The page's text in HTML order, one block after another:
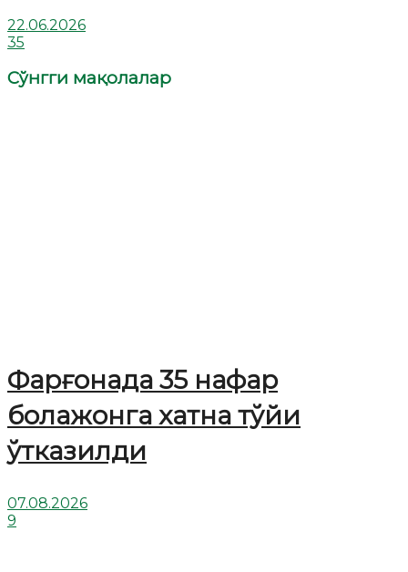
22.06.2026
35
Сўнгги мақолалар
Фарғонада 35 нафар
болажонга хатна тўйи
ўтказилди
07.08.2026
9